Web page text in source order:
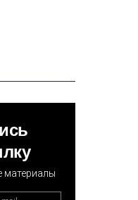
материалы